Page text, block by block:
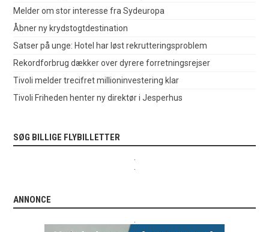
Melder om stor interesse fra Sydeuropa
Åbner ny krydstogtdestination
Satser på unge: Hotel har løst rekrutteringsproblem
Rekordforbrug dækker over dyrere forretningsrejser
Tivoli melder trecifret millioninvestering klar
Tivoli Friheden henter ny direktør i Jesperhus
SØG BILLIGE FLYBILLETTER
ANNONCE